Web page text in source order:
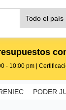
- 10:00 pm |
PODER